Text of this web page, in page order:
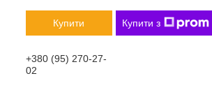
Купити Купити з
+380 (95) 270-27-
02